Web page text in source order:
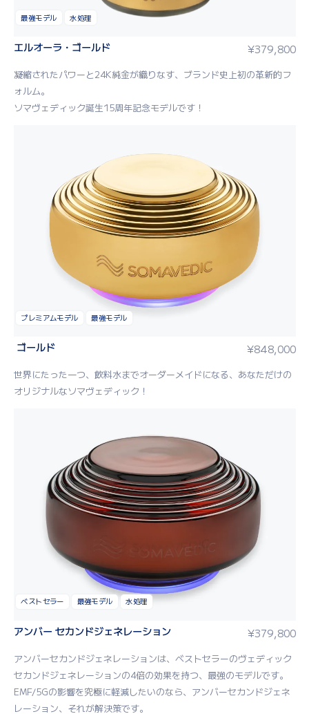
最強モデル 水処理
エルオーラ・ゴールド ¥379,800
凝縮されたパワーと24K純金が織りなす、ブランド史上初の革新的フ
ォルム。
ソマヴェディック誕生15周年記念モデルです！
プレミアムモデル 最強モデル
ゴールド ¥848,000
世界にたった一つ、飲料水までオーダーメイドになる、あなただけの
オリジナルなソマヴェディック！
ベストセラー 最強モデル 水処理
アンバー セカンドジェネレーション ¥379,800
アンバーセカンドジェネレーションは、 ベストセラーのヴェディック
セカンドジェネレーションの4倍の効果を持つ、 最強のモデルです。
EMF/5Gの影響を究極に軽減したいのなら、アンバーセカンドジェネ
レーション、それが解決策です。